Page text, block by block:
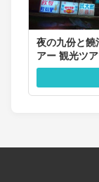
夜の九份と饒
アー 観光ツ